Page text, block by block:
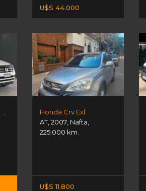
U$S 44.000
Honda Crv Exl
AT,2007 Nafta
225.000 km.
U$S 11.800